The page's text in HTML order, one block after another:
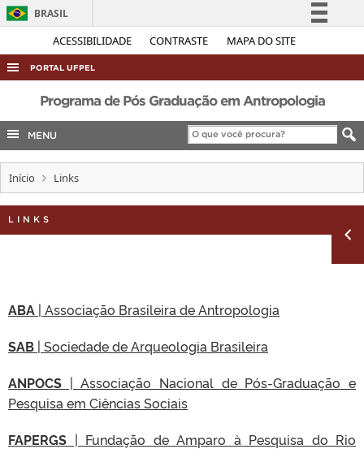
ACESSIBILIDADE CONTRASTE MAPA DO SITE
BRASIL
Simplifique!
Acesso à informação
Legislação
Canais
PORTAL UFPEL
ACESSO À INFORMAÇÃO
AUDITORIA
COBALTO
CONCURSOS
EDITAIS
INTERNACIONAL
TELEFONES
Programa de Pós Graduação em Antropologia
MENU
Início Links
LINKS
ABA | Associação Brasileira de Antropologia
SAB | Sociedade de Arqueologia Brasileira
ANPOCS | Associação Nacional de Pós-Graduação e
Pesquisa em Ciências Sociais
FAPERGS | Fundação de Amparo à Pesquisa do Rio